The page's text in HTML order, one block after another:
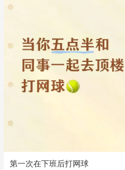
第一次在下班后打网球